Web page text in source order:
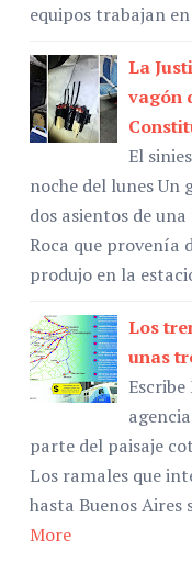
equipos trabajan
La
vagón
El
noche del lunes Un
dos asientos de
Roca que provenía
produjo en la
Los
unas
parte del paisaje
Los ramales que
hasta Buenos
More